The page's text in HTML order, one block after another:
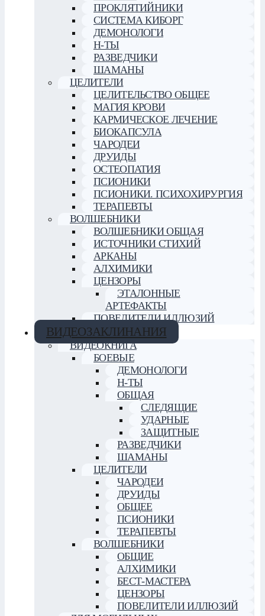
ПРОКЛЯТИЙНИКИ
СИСТЕМА КИБОРГ
ДЕМОНОЛОГИ
Н-ТЫ
РАЗВЕДЧИКИ
ШАМАНЫ
ЦЕЛИТЕЛИ
ЦЕЛИТЕЛЬСТВО ОБЩЕЕ
МАГИЯ КРОВИ
КАРМИЧЕСКОЕ ЛЕЧЕНИЕ
БИОКАПСУЛА
ЧАРОДЕИ
ДРУИДЫ
ОСТЕОПАТИЯ
ПСИОНИКИ
ПСИОНИКИ. ПСИХОХИРУРГИЯ
ТЕРАПЕВТЫ
ВОЛШЕБНИКИ
ВОЛШЕБНИКИ ОБЩАЯ
ИСТОЧНИКИ СТИХИЙ
АРКАНЫ
АЛХИМИКИ
ЦЕНЗОРЫ
ЭТАЛОННЫЕ
АРТЕФАКТЫ
ПОВЕЛИТЕЛИ ИЛЛЮЗИЙ
ВИДЕОЗАКЛИНАНИЯ
ВИДЕОКНИГА
БОЕВЫЕ
ДЕМОНОЛОГИ
Н-ТЫ
ОБЩАЯ
СЛЕДЯЩИЕ
УДАРНЫЕ
ЗАЩИТНЫЕ
РАЗВЕДЧИКИ
ШАМАНЫ
ЦЕЛИТЕЛИ
ЧАРОДЕИ
ДРУИДЫ
ОБЩЕЕ
ПСИОНИКИ
ТЕРАПЕВТЫ
ВОЛШЕБНИКИ
ОБЩИЕ
АЛХИМИКИ
БЕСТ-МАСТЕРА
ЦЕНЗОРЫ
ПОВЕЛИТЕЛИ ИЛЛЮЗИЙ